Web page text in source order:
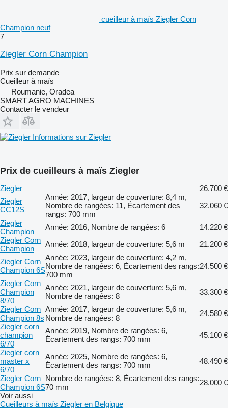
cueilleur à maïs Ziegler Corn
Champion neuf
7
Ziegler Corn Champion
Prix sur demande
Cueilleur à maïs
Roumanie, Oradea
SMART AGRO MACHINES
Contacter le vendeur
Informations sur Ziegler
Prix de cueilleurs à maïs Ziegler
Ziegler
26.700 €
Ziegler
CC12S
Année: 2017, largeur de couverture: 8,4 m,
Nombre de rangées: 11, Écartement des
rangs: 700 mm
32.060 €
Ziegler
Champion
Année: 2016, Nombre de rangées: 6
14.220 €
Ziegler Corn
Champion
Année: 2018, largeur de couverture: 5,6 m
21.200 €
Ziegler Corn
Champion 6S
Année: 2023, largeur de couverture: 4,2 m,
Nombre de rangées: 6, Écartement des rangs:
700 mm
24.500 €
Ziegler Corn
Champion
8/70
Année: 2021, largeur de couverture: 5,6 m,
Nombre de rangées: 8
33.300 €
Ziegler Corn
Champion 8s
Année: 2017, largeur de couverture: 5,6 m,
Nombre de rangées: 8
24.580 €
Ziegler corn
champion
6/70
Année: 2019, Nombre de rangées: 6,
Écartement des rangs: 700 mm
45.100 €
Ziegler corn
master x
6/70
Année: 2025, Nombre de rangées: 6,
Écartement des rangs: 700 mm
48.490 €
Ziegler Corn
Champion 6S
Nombre de rangées: 8, Écartement des rangs:
70 mm
28.000 €
Voir aussi
Cueilleurs à maïs Ziegler en Belgique